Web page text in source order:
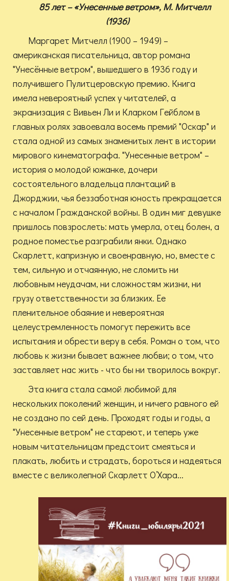
85 лет – «Унесенные ветром», М. Митчелл
(1936)
Маргарет Митчелл (1900 – 1949) –
американская писательница, автор романа
"Унесённые ветром", вышедшего в 1936 году и
получившего Пулитцеровскую премию. Книга
имела невероятный успех у читателей, а
экранизация с Вивьен Ли и Кларком Гейблом в
главных ролях завоевала восемь премий "Оскар" и
стала одной из самых знаменитых лент в истории
мирового кинематографа. "Унесенные ветром" –
история о молодой южанке, дочери
состоятельного владельца плантаций в
Джорджии, чья беззаботная юность прекращается
с началом Гражданской войны. В один миг девушке
пришлось повзрослеть: мать умерла, отец болен, а
родное поместье разграбили янки. Однако
Скарлетт, капризную и своенравную, но, вместе с
тем, сильную и отчаянную, не сломить ни
любовным неудачам, ни сложностям жизни, ни
грузу ответственности за близких. Ее
пленительное обаяние и невероятная
целеустремленность помогут пережить все
испытания и обрести веру в себя. Роман о том, что
любовь к жизни бывает важнее любви; о том, что
заставляет нас жить - что бы ни творилось вокруг.
Эта книга стала самой любимой для
нескольких поколений женщин, и ничего равного ей
не создано по сей день. Проходят годы и годы, а
"Унесенные ветром" не стареют, и теперь уже
новым читательницам предстоит смеяться и
плакать, любить и страдать, бороться и надеяться
вместе с великолепной Скарлетт О’Хара...